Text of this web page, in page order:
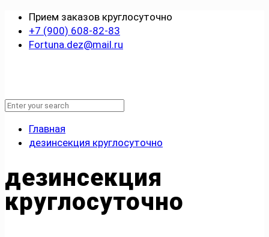
Прием заказов круглосуточно
+7 (900) 608-82-83
Fortuna.dez@mail.ru
Главная
дезинсекция круглосуточно
дезинсекция
круглосуточно